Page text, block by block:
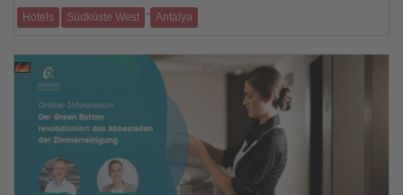
Hotels Südküste West - Antalya
Riviera – zwischen p